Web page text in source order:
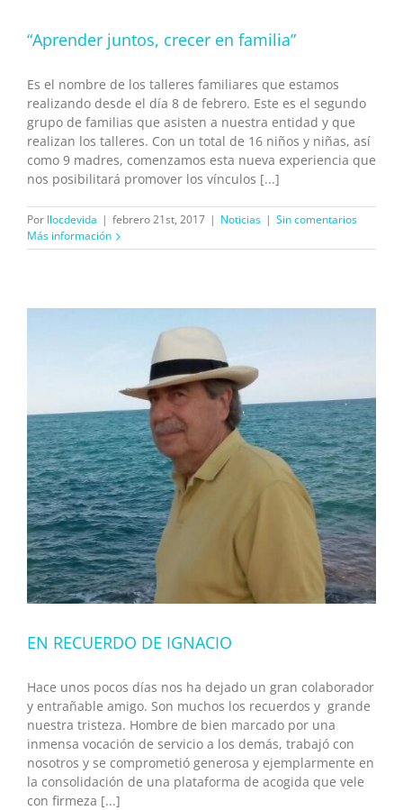
“Aprender juntos, crecer en familia”
Es el nombre de los talleres familiares que estamos
realizando desde el día 8 de febrero. Este es el segundo
grupo de familias que asisten a nuestra entidad y que
realizan los talleres. Con un total de 16 niños y niñas, así
como 9 madres, comenzamos esta nueva experiencia que
nos posibilitará promover los vínculos [...]
Por llocdevida | febrero 21st, 2017 | Noticias | Sin comentarios
Más información
EN RECUERDO DE IGNACIO
Hace unos pocos días nos ha dejado un gran colaborador
y entrañable amigo. Son muchos los recuerdos y grande
nuestra tristeza. Hombre de bien marcado por una
inmensa vocación de servicio a los demás, trabajó con
nosotros y se comprometió generosa y ejemplarmente en
la consolidación de una plataforma de acogida que vele
con firmeza [...]